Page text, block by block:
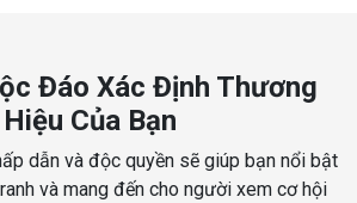
Đáo Xác Định Thương
Hiệu Của Bạn
dẫn và độc quyền sẽ giúp bạn nổi bật
và mang đến cho người xem cơ hội